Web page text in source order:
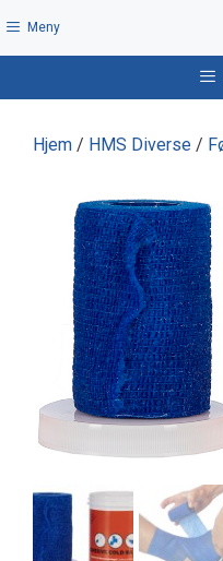
til
Meny
Hjem / HMS Diverse /